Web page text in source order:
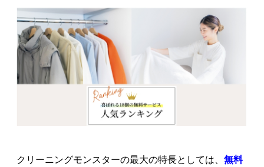
クリーニングモンスターの最大の特長としては、 無料